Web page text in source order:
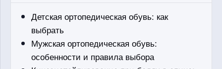
Детская ортопедическая обувь: как
выбрать
Мужская ортопедическая обувь:
особенности и правила выбора